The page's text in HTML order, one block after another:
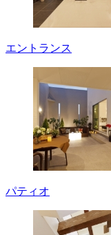
エントランス
パティオ